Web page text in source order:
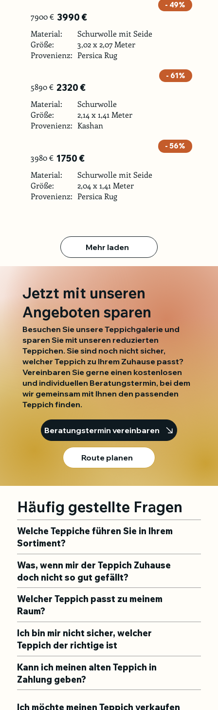
Mehr laden
7900 € 3990 €
Material:
Größe:
Provenienz:
- 49%
Schurwolle mit Seide
3,02 x 2,07 Meter
Persica Rug
5890 € 2320 €
Material:
Größe:
Provenienz:
- 61%
Schurwolle
2,14 x 1,41 Meter
Kashan
3980 € 1750 €
Material:
Größe:
Provenienz:
- 56%
Schurwolle mit Seide
2,04 x 1,41 Meter
Persica Rug
Jetzt mit unseren
Angeboten sparen
Besuchen Sie unsere Teppichgalerie und
sparen Sie mit unseren reduzierten
Teppichen. Sie sind noch nicht sicher,
welcher Teppich zu Ihrem Zuhause passt?
Vereinbaren Sie gerne einen kostenlosen
und individuellen Beratungstermin, bei dem
wir gemeinsam mit Ihnen den passenden
Teppich finden.
Beratungstermin vereinbaren
Route planen
Häufig gestellte Fragen
Welche Teppiche führen Sie in Ihrem
Sortiment?
Was, wenn mir der Teppich Zuhause
doch nicht so gut gefällt?
Welcher Teppich passt zu meinem
Raum?
Ich bin mir nicht sicher, welcher
Teppich der richtige ist
Kann ich meinen alten Teppich in
Zahlung geben?
Ich möchte meinen Teppich verkaufen